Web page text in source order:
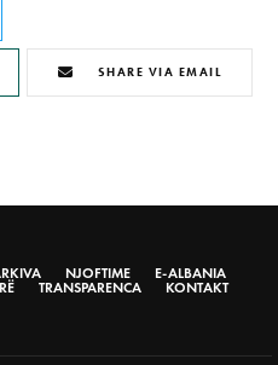
SHARE VIA EMAIL
NJOFTIME
E-ALBANIA
TRANSPARENCA KONTAKT